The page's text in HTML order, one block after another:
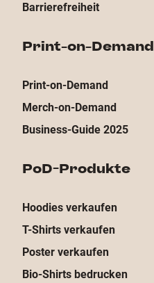
Barrierefreiheit
Print-on-Demand
Print-on-Demand
Merch-on-Demand
Business-Guide 2025
PoD-Produkte
Hoodies verkaufen
T-Shirts verkaufen
Poster verkaufen
Bio-Shirts bedrucken